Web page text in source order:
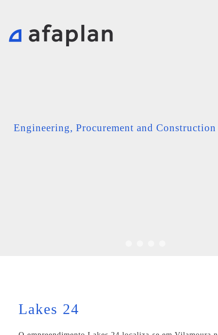
Engineering, Procurement and Construction
Lakes 24